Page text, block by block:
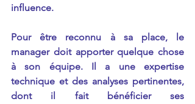
influence.
Pour être reconnu à sa place, le
manager doit apporter quelque chose
à son équipe. Il a une expertise
technique et des analyses pertinentes,
dont il fait bénéficier ses